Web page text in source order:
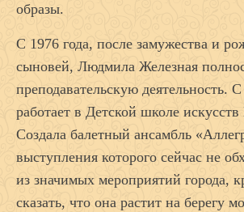
образы.
С 1976 года, после замужества и
сыновей, Людмила Железная
преподавательскую деятельность.
работает в Детской школе
Создала балетный ансамбль
выступления которого сейчас не
из значимых мероприятий города,
сказать, что она растит на берегу